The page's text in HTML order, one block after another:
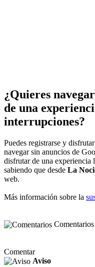
¿Quieres
de una
interrupciones?
Puedes registrarse y
navegar sin anuncios de
disfrutar de una experiencia
sabiendo que desde La
web.
Más información sobre la
Comentarios
Comentar
Aviso